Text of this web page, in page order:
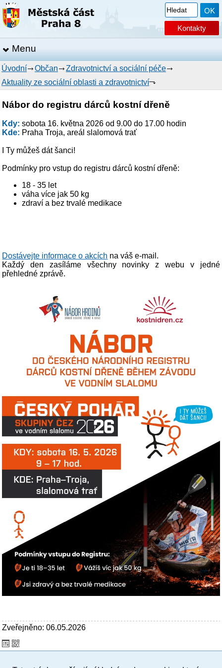
Kontakty
Menu
Úvodní Občan
Zdravotnictví a sociální péče
Aktuality ze sociální oblasti a zdravotnictví
Nábor do registru dárců kostní dřeně
Kdy: sobota 16. května 2026 od 9.00 do 17.00 hodin
Kde: Praha Troja, areál slalomová trať
I Ty můžeš dát šanci!
Podmínky pro vstup do registru dárců kostní dřeně:
18 - 35 let
váha více jak 50 kg
zdraví a bez trvalé medikace
Dostávejte informace o akcích na váš e-mail.
Každý den zasíláme všechny novinky z webu v jedné
přehledné zprávě.
Zveřejněno: 06.05.2026